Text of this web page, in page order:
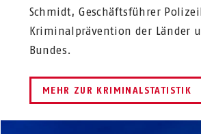
Schmidt, Geschäftsführer
Kriminalprävention der Länder
Bundes.
MEHR ZUR KRIMINALSTATISTIK